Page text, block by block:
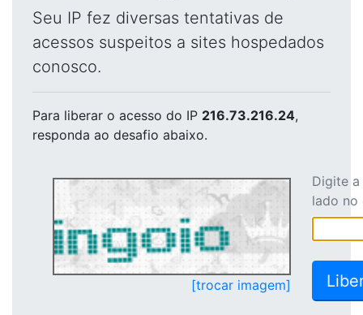
Seu IP fez diversas tentativas de
acessos suspeitos a sites hospedados
conosco.
Para liberar o acesso do IP 216.73.216.24,
responda ao desafio abaixo.
[trocar imagem]
Digite
lado no